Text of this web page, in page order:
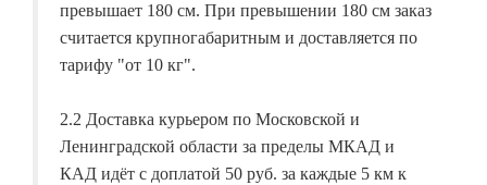
превышает 180 см. При превышении 180 см заказ
считается крупногабаритным и доставляется по
тарифу "от 10 кг".
2.2 Доставка курьером по Московской и
Ленинградской области за пределы МКАД и
КАД идёт с доплатой 50 руб. за каждые 5 км к